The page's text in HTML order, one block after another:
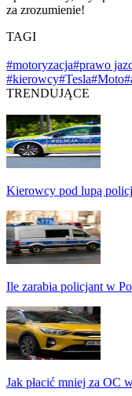
za zrozumienie!
TAGI
#motoryzacja#prawo
#kierowcy#Tesla#Moto
TRENDUJĄCE
Kierowcy pod lupą
Ile zarabia policjant w
Jak płacić mniej za OC